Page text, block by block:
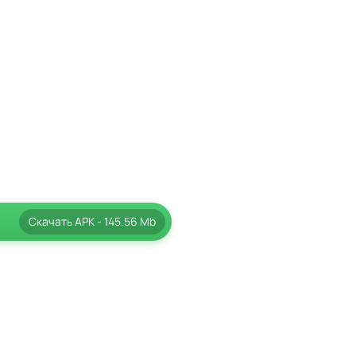
СкачатьAPK- 145.56 Mb